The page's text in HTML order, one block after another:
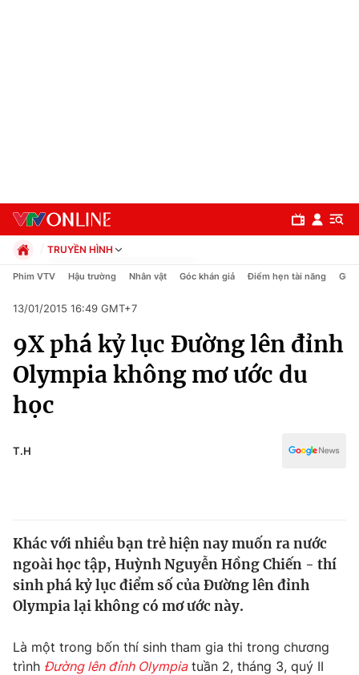
Chuyên mục
Chính trị
Xã hội
Pháp luật
Thế giới
Tin tức
Thế giới đó đây
Câu chuyện quốc tế
Kinh tế
Thị trường
Dữ liệu và đời sống
TRUYỀN HÌNH
Chính trị
Pháp luật
Kinh tế
Thể thao
Truyền hình
Phim VTV Hậu trường Nhân vật Góc khán giả Điểm hẹn tài năng Giải
13/01/2015 16:49 GMT+7
9X phá kỷ lục Đường lên đỉnh
Olympia không mơ ước du
học
T.H
Khác với nhiều bạn trẻ hiện nay muốn ra nước
ngoài học tập, Huỳnh Nguyễn Hồng Chiến - thí
sinh phá kỷ lục điểm số của Đường lên đỉnh
Olympia lại không có mơ ước này.
Là một trong bốn thí sinh tham gia thi trong chương
trình Đường lên đỉnh Olympiatuần 2, tháng 3, quý II